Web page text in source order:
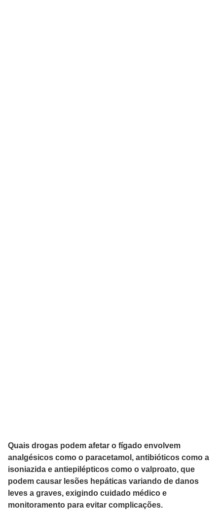
Quais drogas podem afetar o fígado envolvem
analgésicos como o paracetamol, antibióticos como a
isoniazida e antiepilépticos como o valproato, que
podem causar lesões hepáticas variando de danos
leves a graves, exigindo cuidado médico e
monitoramento para evitar complicações.